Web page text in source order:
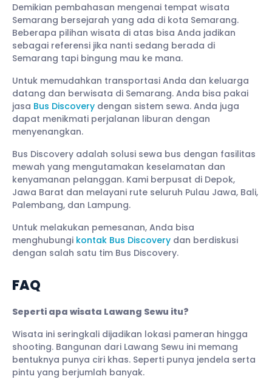
Demikian pembahasan mengenai tempat wisata
Semarang bersejarah yang ada di kota Semarang.
Beberapa pilihan wisata di atas bisa Anda jadikan
sebagai referensi jika nanti sedang berada di
Semarang tapi bingung mau ke mana.
Untuk memudahkan transportasi Anda dan keluarga
datang dan berwisata di Semarang. Anda bisa pakai
jasa Bus Discovery dengan sistem sewa. Anda juga
dapat menikmati perjalanan liburan dengan
menyenangkan.
Bus Discovery adalah solusi sewa bus dengan fasilitas
mewah yang mengutamakan keselamatan dan
kenyamanan pelanggan. Kami berpusat di Depok,
Jawa Barat dan melayani rute seluruh Pulau Jawa, Bali,
Palembang, dan Lampung.
Untuk melakukan pemesanan, Anda bisa
menghubungi kontak Bus Discovery dan berdiskusi
dengan salah satu tim Bus Discovery.
FAQ
Seperti apa wisata Lawang Sewu itu?
Wisata ini seringkali dijadikan lokasi pameran hingga
shooting. Bangunan dari Lawang Sewu ini memang
bentuknya punya ciri khas. Seperti punya jendela serta
pintu yang berjumlah banyak.